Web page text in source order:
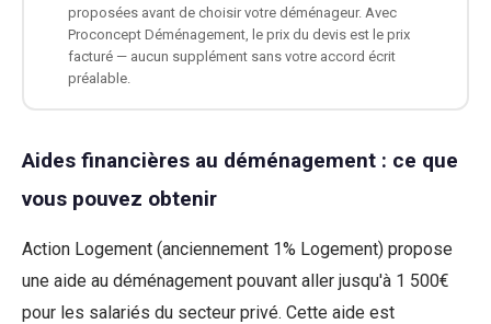
proposées avant de choisir votre déménageur. Avec
Proconcept Déménagement, le prix du devis est le prix
facturé — aucun supplément sans votre accord écrit
préalable.
Aides financières au déménagement : ce que
vous pouvez obtenir
Action Logement (anciennement 1% Logement) propose
une aide au déménagement pouvant aller jusqu'à 1 500€
pour les salariés du secteur privé. Cette aide est